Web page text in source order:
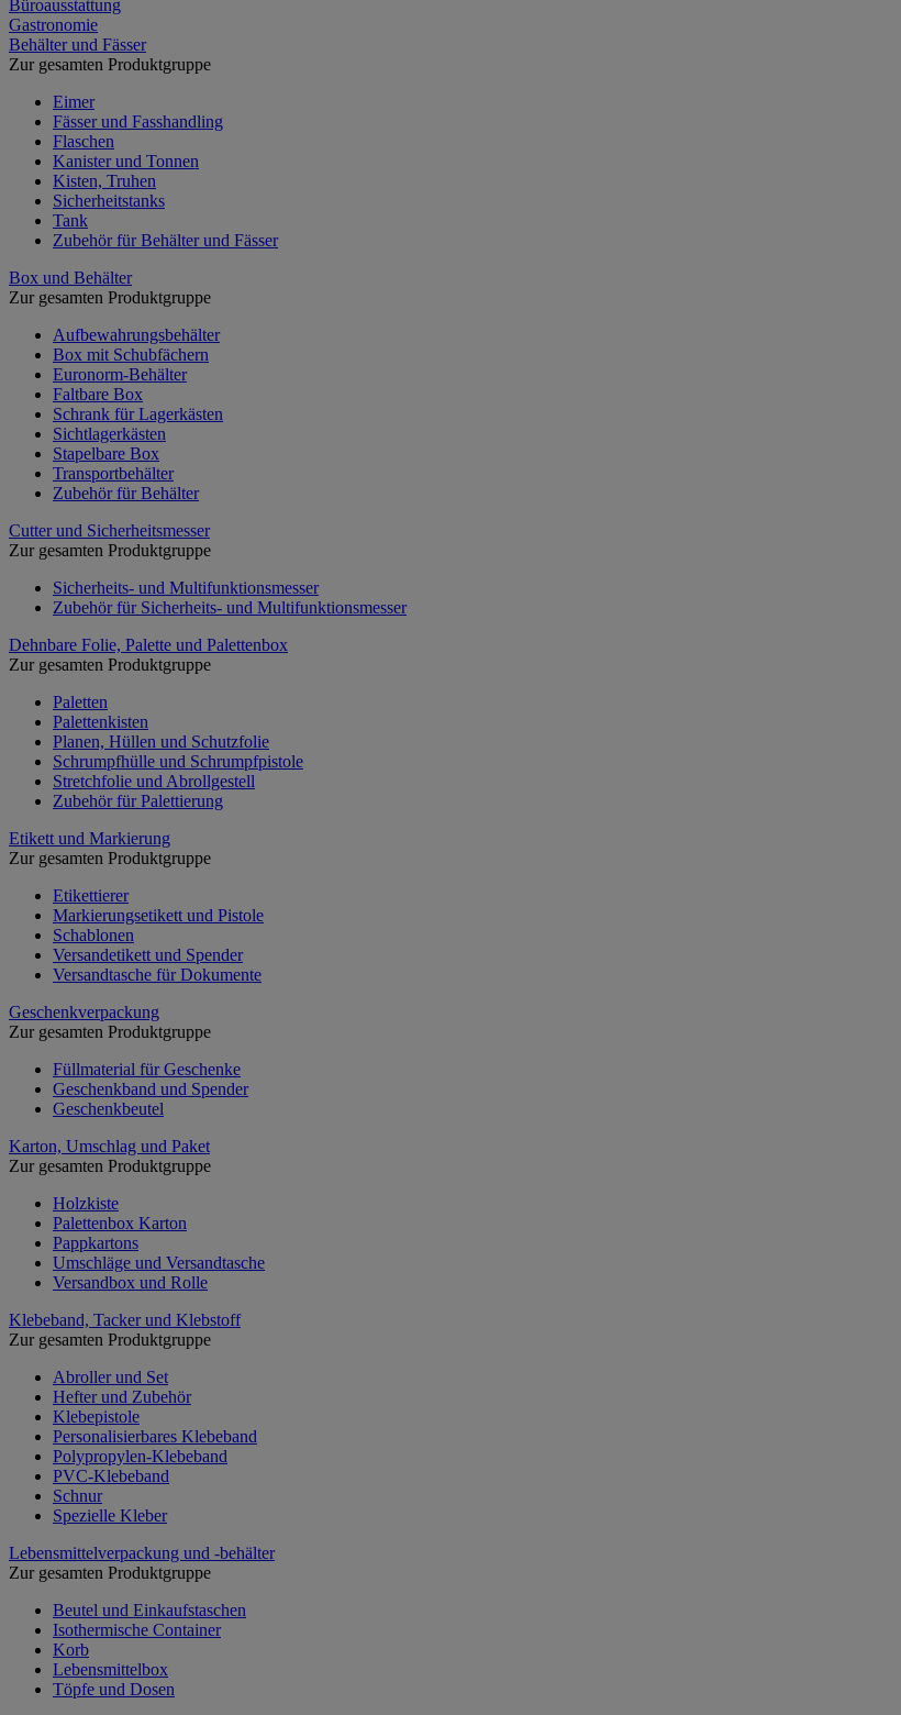
Büroausstattung
Gastronomie
Behälter und Fässer
Zur gesamten Produktgruppe
Eimer
Fässer und Fasshandling
Flaschen
Kanister und Tonnen
Kisten, Truhen
Sicherheitstanks
Tank
Zubehör für Behälter und Fässer
Box und Behälter
Zur gesamten Produktgruppe
Aufbewahrungsbehälter
Box mit Schubfächern
Euronorm-Behälter
Faltbare Box
Schrank für Lagerkästen
Sichtlagerkästen
Stapelbare Box
Transportbehälter
Zubehör für Behälter
Cutter und Sicherheitsmesser
Zur gesamten Produktgruppe
Sicherheits- und Multifunktionsmesser
Zubehör für Sicherheits- und Multifunktionsmesser
Dehnbare Folie, Palette und Palettenbox
Zur gesamten Produktgruppe
Paletten
Palettenkisten
Planen, Hüllen und Schutzfolie
Schrumpfhülle und Schrumpfpistole
Stretchfolie und Abrollgestell
Zubehör für Palettierung
Etikett und Markierung
Zur gesamten Produktgruppe
Etikettierer
Markierungsetikett und Pistole
Schablonen
Versandetikett und Spender
Versandtasche für Dokumente
Geschenkverpackung
Zur gesamten Produktgruppe
Füllmaterial für Geschenke
Geschenkband und Spender
Geschenkbeutel
Karton, Umschlag und Paket
Zur gesamten Produktgruppe
Holzkiste
Palettenbox Karton
Pappkartons
Umschläge und Versandtasche
Versandbox und Rolle
Klebeband, Tacker und Klebstoff
Zur gesamten Produktgruppe
Abroller und Set
Hefter und Zubehör
Klebepistole
Personalisierbares Klebeband
Polypropylen-Klebeband
PVC-Klebeband
Schnur
Spezielle Kleber
Lebensmittelverpackung und -behälter
Zur gesamten Produktgruppe
Beutel und Einkaufstaschen
Isothermische Container
Korb
Lebensmittelbox
Töpfe und Dosen